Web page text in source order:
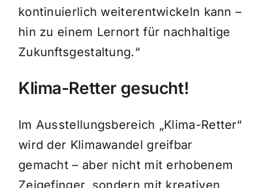
kontinuierlich weiterentwickeln kann –
hin zu einem Lernort für nachhaltige
Zukunftsgestaltung.“
Klima-Retter gesucht!
Im Ausstellungsbereich „Klima-Retter“
wird der Klimawandel greifbar
gemacht – aber nicht mit erhobenem